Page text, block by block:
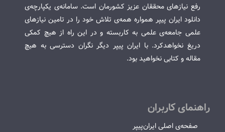
رفع نیازهای محققان عزیز کشورمان است. سامانه‌ی یکپارچه‌ی
دانلود ایران پیپر همواره همه‌ی تلاش خود را در تامین نیازهای
علمی جامعه‌ی علمی به کاربسته و در این راه از هیچ کمکی
دریغ نخواهدکرد. با ایران پیپر دیگر نگران دسترسی به هیچ
مقاله و کتابی نخواهید بود.
راهنمای کاربران
صفحه‌ی اصلی ایران‌پیپر